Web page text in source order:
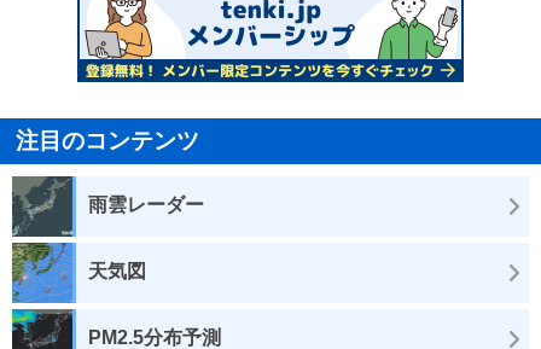
注目のコンテンツ
雨雲レーダー
天気図
PM2.5分布予測